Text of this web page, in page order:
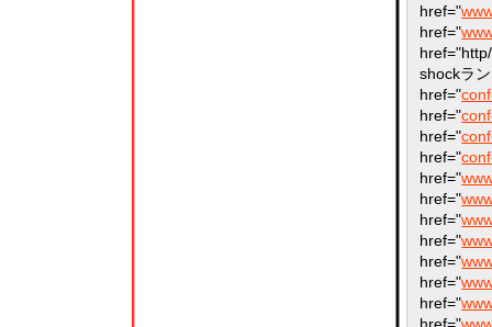
href="
href="
shockラ
href="
href="
href="
href="
href="
href="
href="
href="
href="
href="
href="
href="